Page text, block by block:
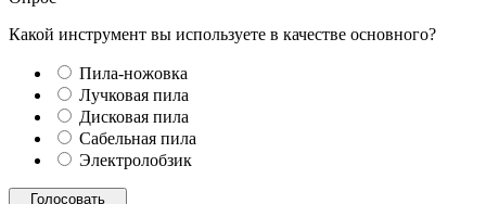
Какой инструмент вы используете в качестве основного?
Пила-ножовка
Лучковая пила
Дисковая пила
Сабельная пила
Электролобзик